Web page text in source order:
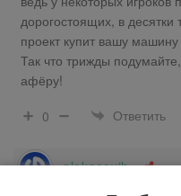
дорогостоящих, в десятки
проект купит вашу
Так что трижды
афёру!
0
Ответить
alekseevih